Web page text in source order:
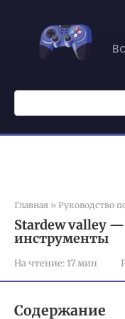
контенту
Поиск:
Главная » Руководство
Stardew valley
инструменты
На чтение: 17 мин
Содержание